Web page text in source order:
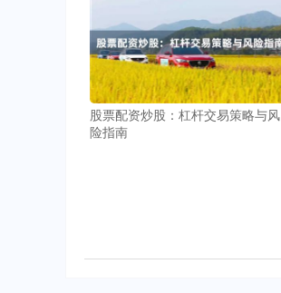
股票配资炒股：杠杆交易策略与风
险指南